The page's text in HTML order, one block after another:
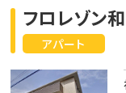
アパート
フロレゾン